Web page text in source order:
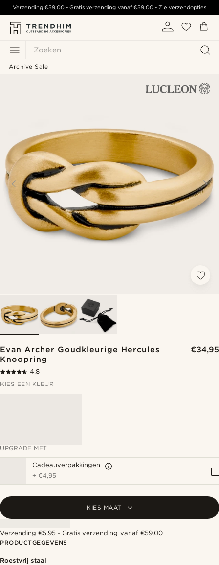
Zoeken
Verzending€59,00 - Gratis verzending vanaf €59,00- Zie verzendopties
Archive Sale
Evan Archer Goudkleurige Hercules
Knoopring
€34,95
4.8
KIES EEN KLEUR
UPGRADE MET
Cadeauverpakkingen
+€4,95
KIES MAAT
Verzending €5,95 - Gratis verzending vanaf €59,00
PRODUCTGEGEVENS
Roestvrij staal